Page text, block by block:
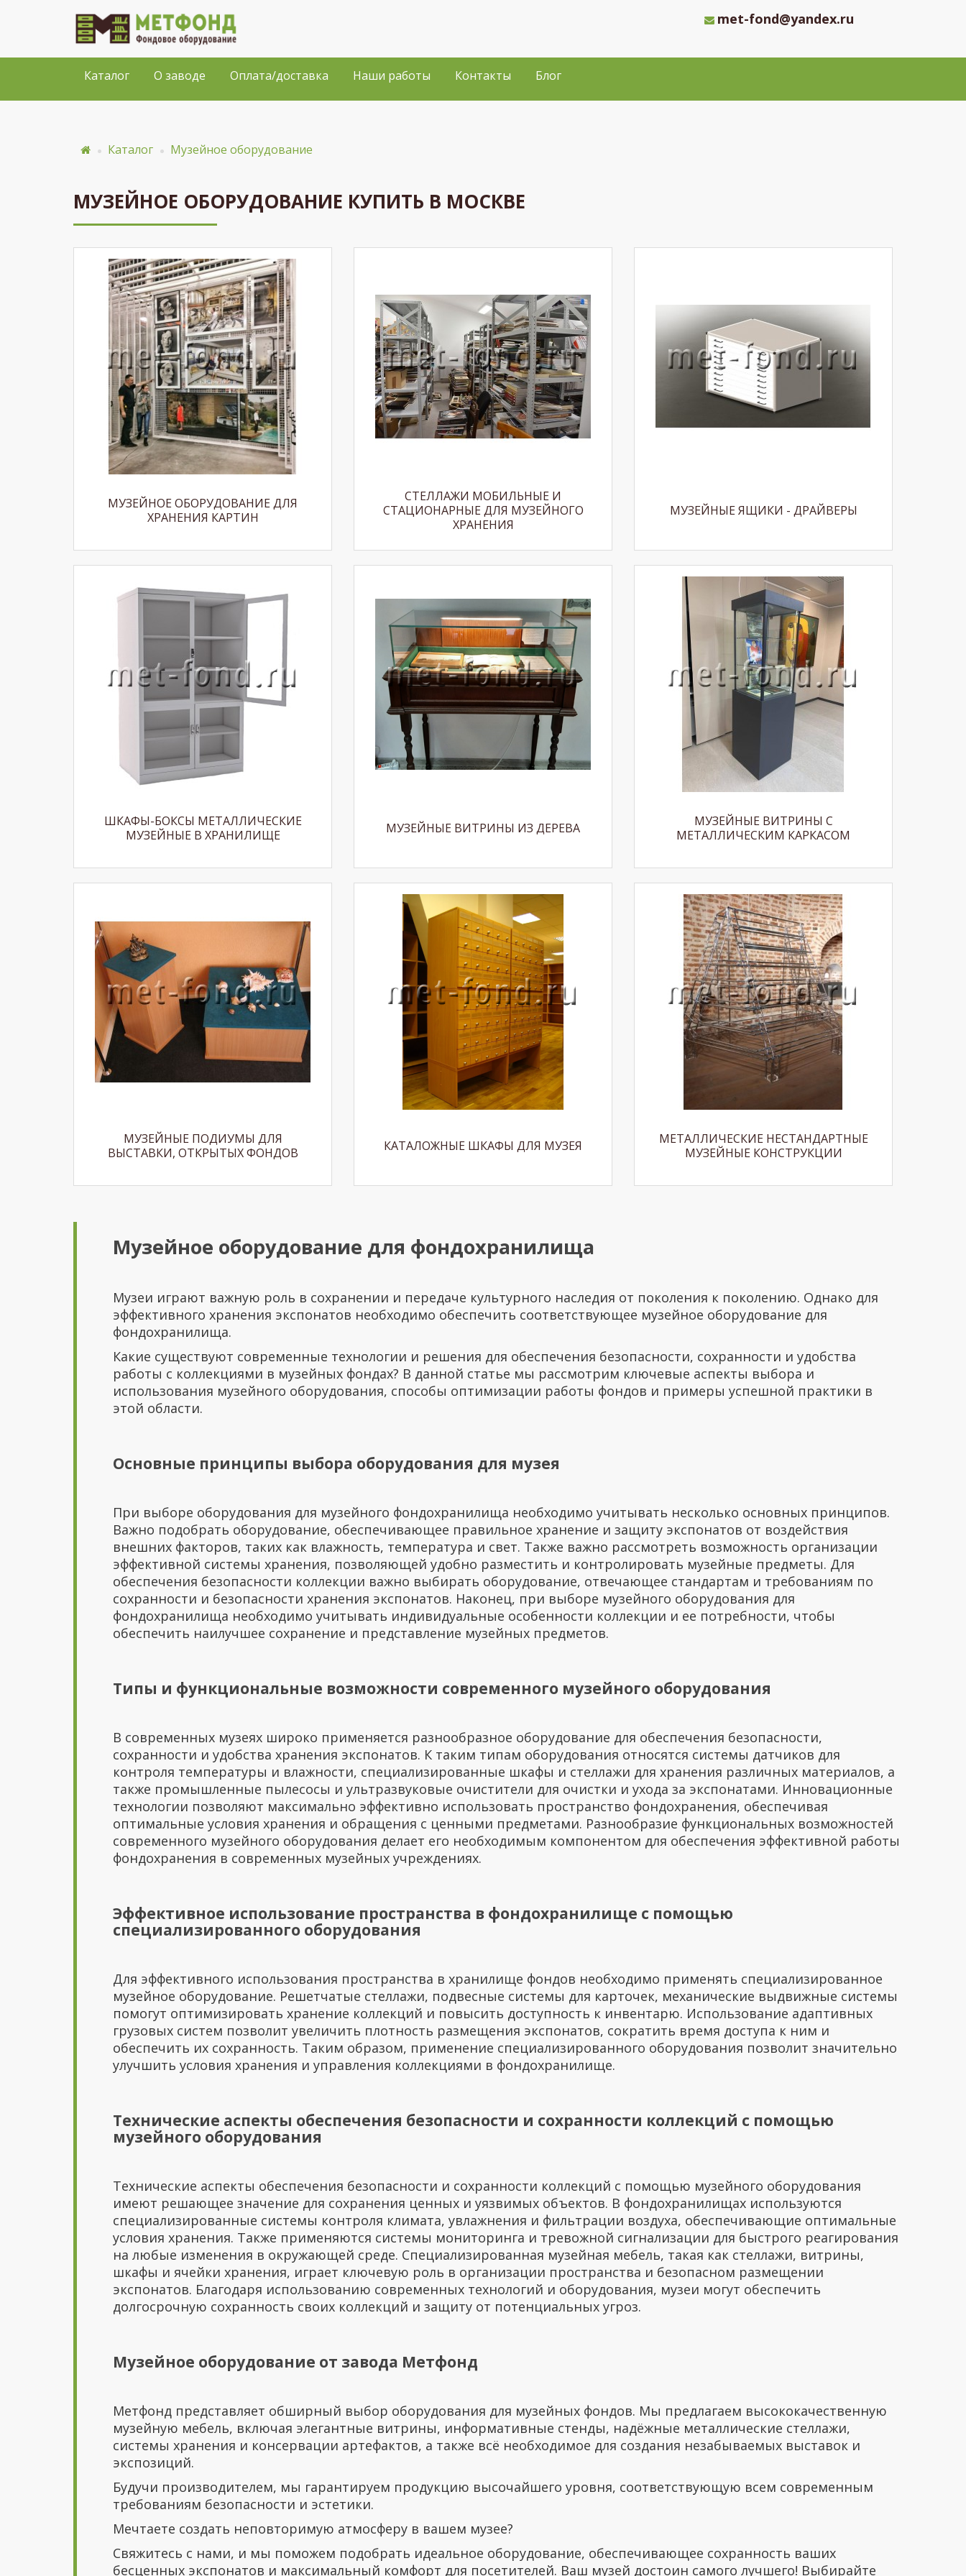
met-fond@yandex.ru
Каталог О заводе Оплата/доставка Наши работы Контакты Блог
Каталог Музейное оборудование
МУЗЕЙНОЕ ОБОРУДОВАНИЕ КУПИТЬ В МОСКВЕ
МУЗЕЙНОЕ ОБОРУДОВАНИЕ ДЛЯ
ХРАНЕНИЯ КАРТИН
СТЕЛЛАЖИ МОБИЛЬНЫЕ И
СТАЦИОНАРНЫЕ ДЛЯ МУЗЕЙНОГО
ХРАНЕНИЯ
МУЗЕЙНЫЕ ЯЩИКИ - ДРАЙВЕРЫ
ШКАФЫ-БОКСЫ МЕТАЛЛИЧЕСКИЕ
МУЗЕЙНЫЕ В ХРАНИЛИЩЕ
МУЗЕЙНЫЕ ВИТРИНЫ ИЗ ДЕРЕВА
МУЗЕЙНЫЕ ВИТРИНЫ С
МЕТАЛЛИЧЕСКИМ КАРКАСОМ
МУЗЕЙНЫЕ ПОДИУМЫ ДЛЯ
ВЫСТАВКИ, ОТКРЫТЫХ ФОНДОВ
КАТАЛОЖНЫЕ ШКАФЫ ДЛЯ МУЗЕЯ
МЕТАЛЛИЧЕСКИЕ НЕСТАНДАРТНЫЕ
МУЗЕЙНЫЕ КОНСТРУКЦИИ
Музейное оборудование для фондохранилища
Музеи играют важную роль в сохранении и передаче культурного наследия от поколения к поколению. Однако для
эффективного хранения экспонатов необходимо обеспечить соответствующее музейное оборудование для
фондохранилища.
Какие существуют современные технологии и решения для обеспечения безопасности, сохранности и удобства
работы с коллекциями в музейных фондах? В данной статье мы рассмотрим ключевые аспекты выбора и
использования музейного оборудования, способы оптимизации работы фондов и примеры успешной практики в
этой области.
Основные принципы выбора оборудования для музея
При выборе оборудования для музейного фондохранилища необходимо учитывать несколько основных принципов.
Важно подобрать оборудование, обеспечивающее правильное хранение и защиту экспонатов от воздействия
внешних факторов, таких как влажность, температура и свет. Также важно рассмотреть возможность организации
эффективной системы хранения, позволяющей удобно разместить и контролировать музейные предметы. Для
обеспечения безопасности коллекции важно выбирать оборудование, отвечающее стандартам и требованиям по
сохранности и безопасности хранения экспонатов. Наконец, при выборе музейного оборудования для
фондохранилища необходимо учитывать индивидуальные особенности коллекции и ее потребности, чтобы
обеспечить наилучшее сохранение и представление музейных предметов.
Типы и функциональные возможности современного музейного оборудования
В современных музеях широко применяется разнообразное оборудование для обеспечения безопасности,
сохранности и удобства хранения экспонатов. К таким типам оборудования относятся системы датчиков для
контроля температуры и влажности, специализированные шкафы и стеллажи для хранения различных материалов, а
также промышленные пылесосы и ультразвуковые очистители для очистки и ухода за экспонатами. Инновационные
технологии позволяют максимально эффективно использовать пространство фондохранения, обеспечивая
оптимальные условия хранения и обращения с ценными предметами. Разнообразие функциональных возможностей
современного музейного оборудования делает его необходимым компонентом для обеспечения эффективной работы
фондохранения в современных музейных учреждениях.
Эффективное использование пространства в фондохранилище с помощью
специализированного оборудования
Для эффективного использования пространства в хранилище фондов необходимо применять специализированное
музейное оборудование. Решетчатые стеллажи, подвесные системы для карточек, механические выдвижные системы
помогут оптимизировать хранение коллекций и повысить доступность к инвентарю. Использование адаптивных
грузовых систем позволит увеличить плотность размещения экспонатов, сократить время доступа к ним и
обеспечить их сохранность. Таким образом, применение специализированного оборудования позволит значительно
улучшить условия хранения и управления коллекциями в фондохранилище.
Технические аспекты обеспечения безопасности и сохранности коллекций с помощью
музейного оборудования
Технические аспекты обеспечения безопасности и сохранности коллекций с помощью музейного оборудования
имеют решающее значение для сохранения ценных и уязвимых объектов. В фондохранилищах используются
специализированные системы контроля климата, увлажнения и фильтрации воздуха, обеспечивающие оптимальные
условия хранения. Также применяются системы мониторинга и тревожной сигнализации для быстрого реагирования
на любые изменения в окружающей среде. Специализированная музейная мебель, такая как стеллажи, витрины,
шкафы и ячейки хранения, играет ключевую роль в организации пространства и безопасном размещении
экспонатов. Благодаря использованию современных технологий и оборудования, музеи могут обеспечить
долгосрочную сохранность своих коллекций и защиту от потенциальных угроз.
Музейное оборудование от завода Метфонд
Метфонд представляет обширный выбор оборудования для музейных фондов. Мы предлагаем высококачественную
музейную мебель, включая элегантные витрины, информативные стенды, надёжные металлические стеллажи,
системы хранения и консервации артефактов, а также всё необходимое для создания незабываемых выставок и
экспозиций.
Будучи производителем, мы гарантируем продукцию высочайшего уровня, соответствующую всем современным
требованиям безопасности и эстетики.
Мечтаете создать неповторимую атмосферу в вашем музее?
Свяжитесь с нами, и мы поможем подобрать идеальное оборудование, обеспечивающее сохранность ваших
бесценных экспонатов и максимальный комфорт для посетителей. Ваш музей достоин самого лучшего! Выбирайте